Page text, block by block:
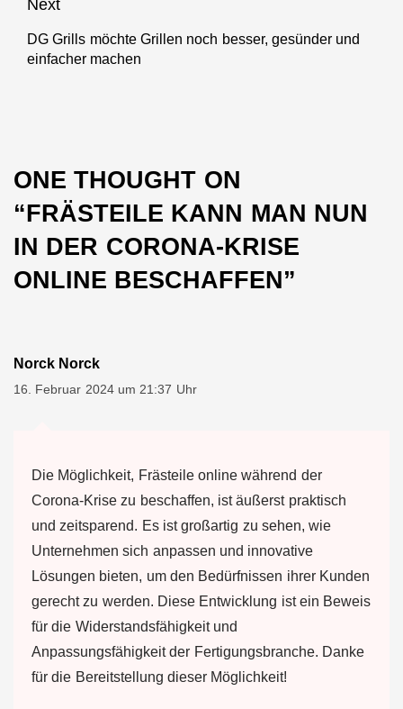
Next
Next
post:
DG Grills möchte Grillen noch besser, gesünder und
einfacher machen
ONE THOUGHT ON
“FRÄSTEILE KANN MAN NUN
IN DER CORONA-KRISE
ONLINE BESCHAFFEN”
Norck Norck
16. Februar 2024 um 21:37 Uhr
Die Möglichkeit, Frästeile online während der
Corona-Krise zu beschaffen, ist äußerst praktisch
und zeitsparend. Es ist großartig zu sehen, wie
Unternehmen sich anpassen und innovative
Lösungen bieten, um den Bedürfnissen ihrer Kunden
gerecht zu werden. Diese Entwicklung ist ein Beweis
für die Widerstandsfähigkeit und
Anpassungsfähigkeit der Fertigungsbranche. Danke
für die Bereitstellung dieser Möglichkeit!